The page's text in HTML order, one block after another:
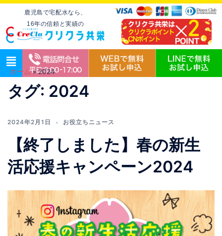
鹿児島で宅配水なら、
16年の信頼と実績の
ホーム»2024
タグ: 2024
2024年2月1日 お役立ちニュース
【終了しました】春の新生
活応援キャンペーン2024